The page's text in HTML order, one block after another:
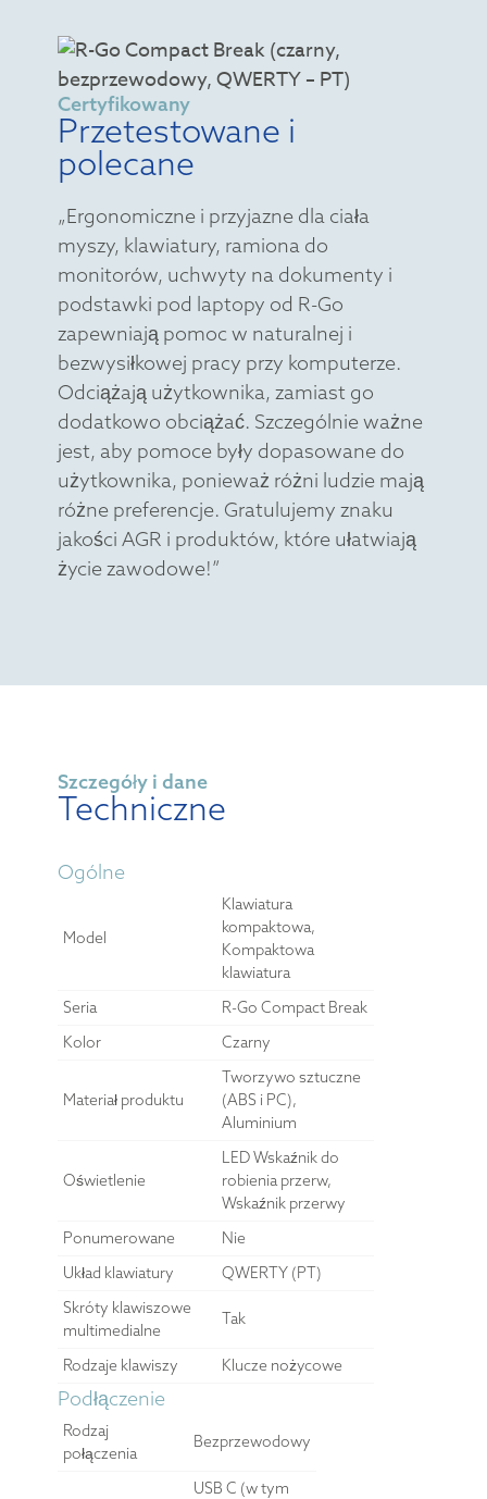
Certyfikowany
Przetestowane i
polecane
„Ergonomiczne i przyjazne dla ciała
myszy, klawiatury, ramiona do
monitorów, uchwyty na dokumenty i
podstawki pod laptopy od R-Go
zapewniają pomoc w naturalnej i
bezwysiłkowej pracy przy komputerze.
Odciążają użytkownika, zamiast go
dodatkowo obciążać. Szczególnie ważne
jest, aby pomoce były dopasowane do
użytkownika, ponieważ różni ludzie mają
różne preferencje. Gratulujemy znaku
jakości AGR i produktów, które ułatwiają
życie zawodowe!”
Szczegóły i dane
Techniczne
Ogólne
Model
Klawiatura
kompaktowa,
Kompaktowa
klawiatura
Seria
R-Go Compact Break
Kolor
Czarny
Materiał produktu
Tworzywo sztuczne
(ABS i PC),
Aluminium
Oświetlenie
LED Wskaźnik do
robienia przerw,
Wskaźnik przerwy
Ponumerowane
Nie
Układ klawiatury
QWERTY (PT)
Skróty klawiszowe
multimedialne
Tak
Rodzaje klawiszy Klucze nożycowe
Podłączenie
Rodzaj
połączenia
Bezprzewodowy
USB C (w tym